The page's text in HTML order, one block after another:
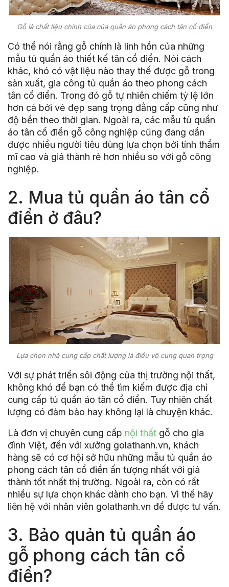
Gỗ là chất liệu chính của của quần áo phong cách tân cổ điển
Có thể nói rằng gỗ chính là linh hồn của những
mẫu tủ quần áo thiết kế tân cổ điển. Nói cách
khác, khó có vật liệu nào thay thế được gỗ trong
sản xuất, gia công tủ quần áo theo phong cách
tân cổ điển. Trong đó gỗ tự nhiên chiếm tỷ lệ lớn
hơn cả bởi vẻ đẹp sang trọng đẳng cấp cũng như
độ bền theo thời gian. Ngoài ra, các mẫu tủ quần
áo tân cổ điển gỗ công nghiệp cũng đang dần
được nhiều người tiêu dùng lựa chọn bởi tính thẩm
mĩ cao và giá thành rẻ hơn nhiều so với gỗ công
nghiệp.
2. Mua tủ quần áo tân cổ
điển ở đâu?
Lựa chọn nhà cung cấp chất lượng là điều vô cùng quan trọng
Với sự phát triển sôi động của thị trường nội thất,
không khó để bạn có thể tìm kiếm được địa chỉ
cung cấp tủ quần áo tân cổ điển. Tuy nhiên chất
lượng có đảm bảo hay không lại là chuyện khác.
Là đơn vị chuyên cung cấp nội thất gỗ cho gia
đình Việt, đến với xưởng golathanh.vn, khách
hàng sẽ có cơ hội sở hữu những mẫu tủ quần áo
phong cách tân cổ điển ấn tượng nhất với giá
thành tốt nhất thị trường. Ngoài ra, còn có rất
nhiều sự lựa chọn khác dành cho bạn. Vì thế hãy
liên hệ với nhân viên golathanh.vn để được tư vấn.
3. Bảo quản tủ quần áo
gỗ phong cách tân cổ
điển?